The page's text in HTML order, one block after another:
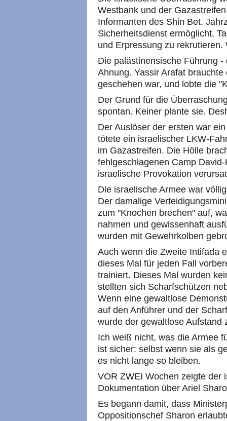
Westbank und der
Informanten des Shin Bet.
Sicherheitsdienst ermöglicht,
und Erpressung zu
Die palästinensische Führung
Ahnung. Yassir Arafat
geschehen war, und lobte die
Der Grund für die
spontan. Keiner plante sie.
Der Auslöser der ersten war
tötete ein israelischer LKW-
im Gazastreifen. Die Hölle
fehlgeschlagenen Camp
israelische Provokation
Die israelische Armee war
Der damalige
zum "Knochen brechen" auf,
nahmen und gewissenhaft
wurden mit Gewehrkolben
Auch wenn die Zweite Intifada
dieses Mal für jeden Fall
trainiert. Dieses Mal wurden
stellten sich Scharfschützen
Wenn eine gewaltlose
auf den Anführer und der
wurde der gewaltlose Aufstand
Ich weiß nicht, was die Armee
ist sicher: selbst wenn sie als
es nicht lange so bleiben.
VOR ZWEI Wochen zeigte der
Dokumentation über Ariel
Es begann damit, dass
Oppositionschef Sharon